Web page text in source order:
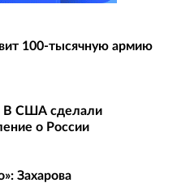
100-тысячную армию
В США сделали
о России
Захарова